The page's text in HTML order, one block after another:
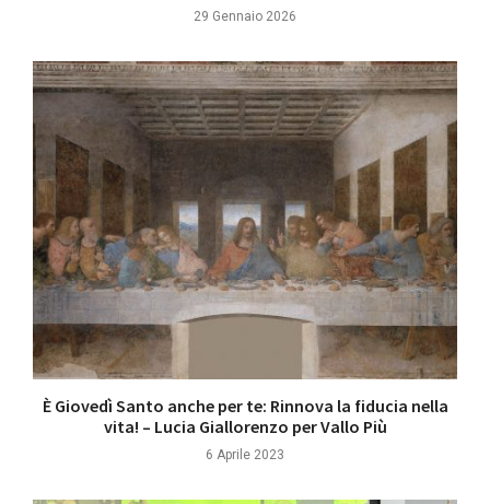
29 Gennaio 2026
È Giovedì Santo anche per te: Rinnova la fiducia nella
vita! – Lucia Giallorenzo per Vallo Più
6 Aprile 2023